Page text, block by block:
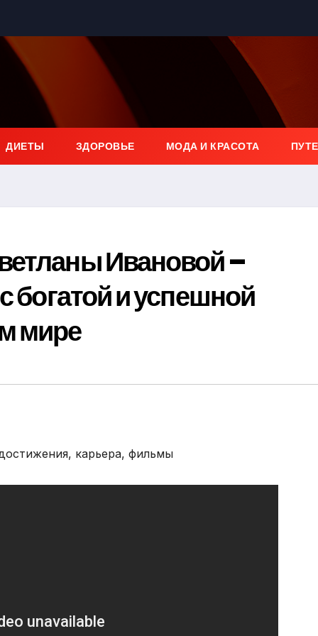
ДИЕТЫ ЗДОРОВЬЕ МОДА И КРАСОТА
Ивановой –
богатой и успешной
мире